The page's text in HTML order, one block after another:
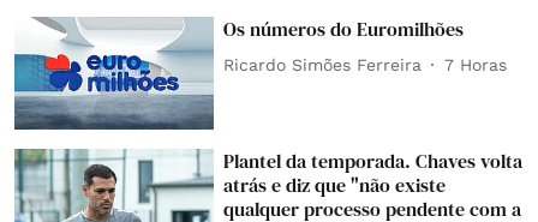
Os números do Euromilhões
Ricardo Simões Ferreira 7 Horas
Plantel da temporada. Chaves volta
atrás e diz que "não existe
qualquer processo pendente com a